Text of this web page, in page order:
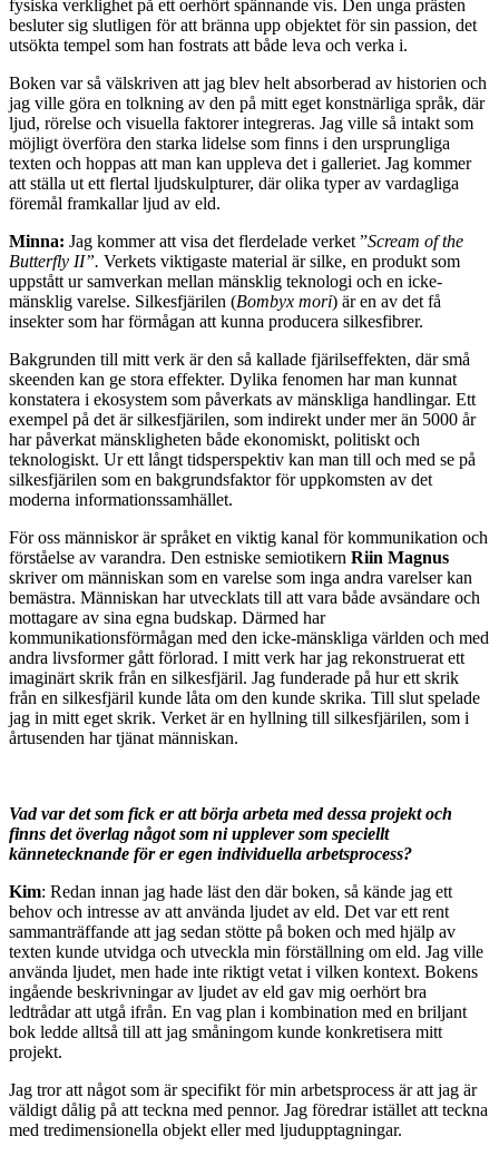
fysiska verklighet på ett oerhört spännande vis. Den unga prästen
besluter sig slutligen för att bränna upp objektet för sin passion, det
utsökta tempel som han fostrats att både leva och verka i.
Boken var så välskriven att jag blev helt absorberad av historien och
jag ville göra en tolkning av den på mitt eget konstnärliga språk, där
ljud, rörelse och visuella faktorer integreras. Jag ville så intakt som
möjligt överföra den starka lidelse som finns i den ursprungliga
texten och hoppas att man kan uppleva det i galleriet. Jag kommer
att ställa ut ett flertal ljudskulpturer, där olika typer av vardagliga
föremål framkallar ljud av eld.
Minna: Jag kommer att visa det flerdelade verket ”Scream of the
Butterfly II”. Verkets viktigaste material är silke, en produkt som
uppstått ur samverkan mellan mänsklig teknologi och en icke-
mänsklig varelse. Silkesfjärilen (Bombyx mori) är en av det få
insekter som har förmågan att kunna producera silkesfibrer.
Bakgrunden till mitt verk är den så kallade fjärilseffekten, där små
skeenden kan ge stora effekter. Dylika fenomen har man kunnat
konstatera i ekosystem som påverkats av mänskliga handlingar. Ett
exempel på det är silkesfjärilen, som indirekt under mer än 5000 år
har påverkat mänskligheten både ekonomiskt, politiskt och
teknologiskt. Ur ett långt tidsperspektiv kan man till och med se på
silkesfjärilen som en bakgrundsfaktor för uppkomsten av det
moderna informationssamhället.
För oss människor är språket en viktig kanal för kommunikation och
förståelse av varandra. Den estniske semiotikern Riin Magnus
skriver om människan som en varelse som inga andra varelser kan
bemästra. Människan har utvecklats till att vara både avsändare och
mottagare av sina egna budskap. Därmed har
kommunikationsförmågan med den icke-mänskliga världen och med
andra livsformer gått förlorad. I mitt verk har jag rekonstruerat ett
imaginärt skrik från en silkesfjäril. Jag funderade på hur ett skrik
från en silkesfjäril kunde låta om den kunde skrika. Till slut spelade
jag in mitt eget skrik. Verket är en hyllning till silkesfjärilen, som i
årtusenden har tjänat människan.
Vad var det som fick er att börja arbeta med dessa projekt och
finns det överlag något som ni upplever som speciellt
kännetecknande för er egen individuella arbetsprocess?
Kim: Redan innan jag hade läst den där boken, så kände jag ett
behov och intresse av att använda ljudet av eld. Det var ett rent
sammanträffande att jag sedan stötte på boken och med hjälp av
texten kunde utvidga och utveckla min förställning om eld. Jag ville
använda ljudet, men hade inte riktigt vetat i vilken kontext. Bokens
ingående beskrivningar av ljudet av eld gav mig oerhört bra
ledtrådar att utgå ifrån. En vag plan i kombination med en briljant
bok ledde alltså till att jag småningom kunde konkretisera mitt
projekt.
Jag tror att något som är specifikt för min arbetsprocess är att jag är
väldigt dålig på att teckna med pennor. Jag föredrar istället att teckna
med tredimensionella objekt eller med ljudupptagningar.